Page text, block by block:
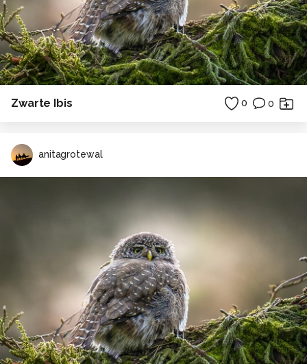
Zwarte Ibis 0 0
anitagrotewal